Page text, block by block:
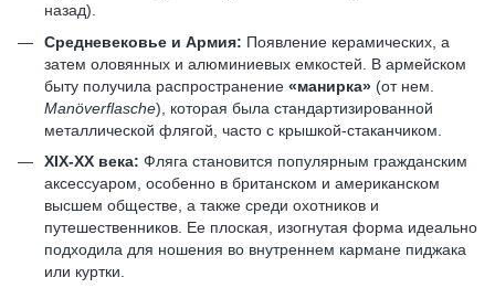
назад).
Средневековье и Армия: Появление керамических, а
затем оловянных и алюминиевых емкостей. В армейском
быту получила распространение «манирка» (от нем.
Manöverflasche), которая была стандартизированной
металлической флягой, часто с крышкой-стаканчиком.
XIX-XX века: Фляга становится популярным гражданским
аксессуаром, особенно в британском и американском
высшем обществе, а также среди охотников и
путешественников. Ее плоская, изогнутая форма идеально
подходила для ношения во внутреннем кармане пиджака
или куртки.